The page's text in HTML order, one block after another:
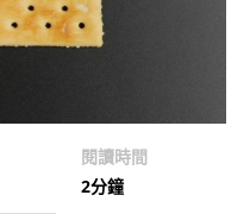
閱讀時間
2分鐘